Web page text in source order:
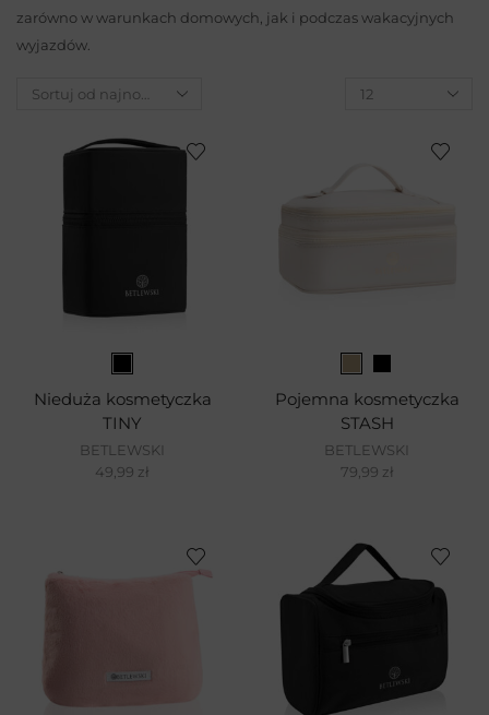
zarówno w warunkach domowych, jak i podczas wakacyjnych
wyjazdów.
Nieduża kosmetyczka
TINY
BETLEWSKI
49,99 zł
Pojemna kosmetyczka
STASH
BETLEWSKI
79,99 zł